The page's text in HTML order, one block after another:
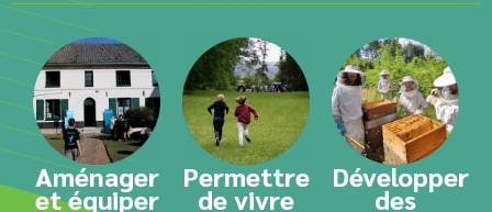
Aménager
et équiper
Permettre
de vivre
Développer
des